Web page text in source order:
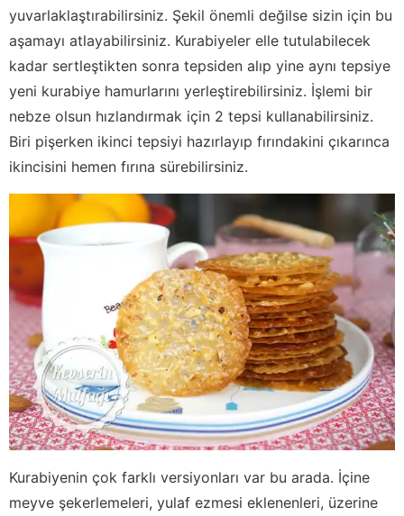
yuvarlaklaştırabilirsiniz. Şekil önemli değilse sizin için bu
aşamayı atlayabilirsiniz. Kurabiyeler elle tutulabilecek
kadar sertleştikten sonra tepsiden alıp yine aynı tepsiye
yeni kurabiye hamurlarını yerleştirebilirsiniz. İşlemi bir
nebze olsun hızlandırmak için 2 tepsi kullanabilirsiniz.
Biri pişerken ikinci tepsiyi hazırlayıp fırındakini çıkarınca
ikincisini hemen fırına sürebilirsiniz.
Kurabiyenin çok farklı versiyonları var bu arada. İçine
meyve şekerlemeleri, yulaf ezmesi eklenenleri, üzerine